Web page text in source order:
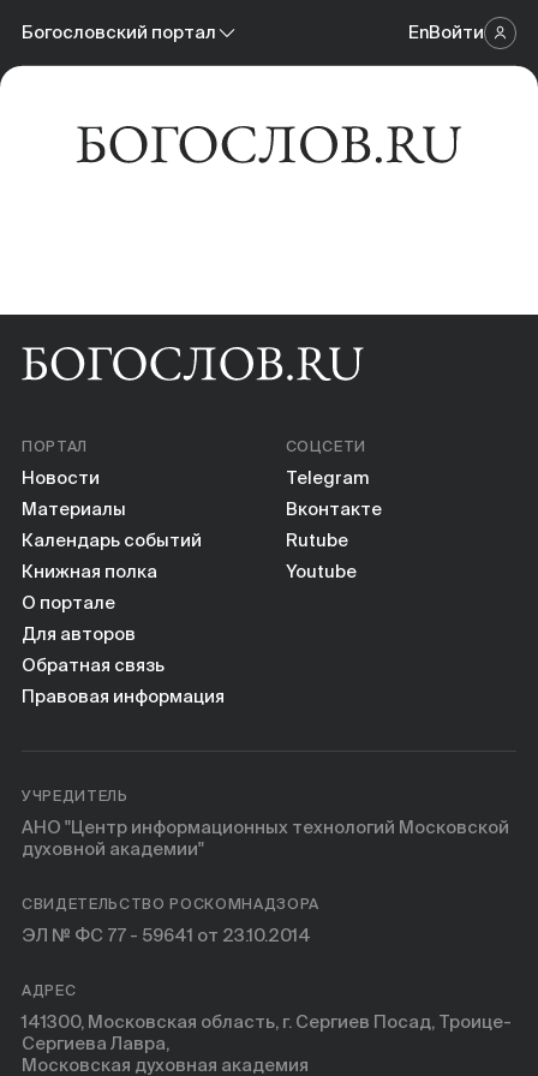
Богословский портал
Богословский портал
EnВойти
Новости
Научные инструменты
ПОРТАЛ
Новости
Материалы
Календарь событий
Книжная полка
О портале
Для авторов
Обратная связь
Правовая информация
СОЦСЕТИ
Telegram
Вконтакте
Rutube
Youtube
УЧРЕДИТЕЛЬ
АНО "Центр информационных технологий Московской
духовной академии"
СВИДЕТЕЛЬСТВО РОСКОМНАДЗОРА
ЭЛ № ФС 77 - 59641 от 23.10.2014
АДРЕС
141300, Московская область, г. Сергиев Посад, Троице-
Сергиева Лавра,
Московская духовная академия